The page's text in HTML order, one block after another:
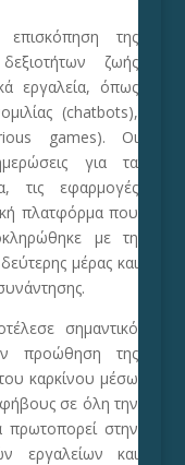
της
ζωής
εργαλεία, όπως
(chatbots),
games). Οι
για τα
τις εφαρμογές
πλατφόρμα που
με τη
μέρας και
σημαντικό
προώθηση της
καρκίνου μέσω
σε όλη την
πρωτοπορεί στην
εργαλείων και